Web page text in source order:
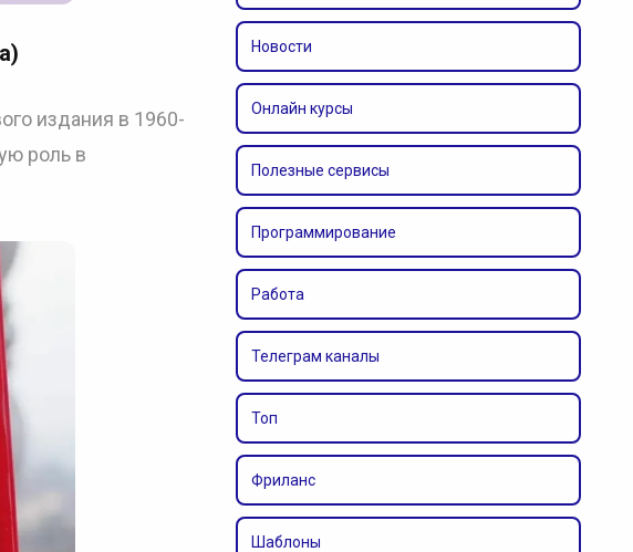
издания в 1960-
роль в
Новости
Онлайн курсы
Полезные сервисы
Программирование
Работа
Телеграм каналы
Топ
Фриланс
Шаблоны